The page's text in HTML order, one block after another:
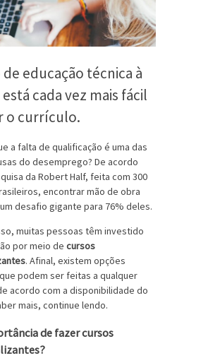
educação técnica à
cada vez mais fácil
o currículo.
a falta de qualificação é uma das
do desemprego? De acordo
da Robert Half, feita com 300
encontrar mão de obra
desafio gigante para 76% deles.
muitas pessoas têm investido
por meio de cursos
. Afinal, existem opções
podem ser feitas a qualquer
acordo com a disponibilidade do
mais, continue lendo.
de fazer cursos